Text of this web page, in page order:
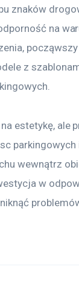
znaków
na
z
estetykę, ale
wewnątrz
w